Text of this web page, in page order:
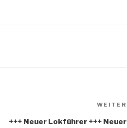
WEITER
+++ Neuer Lokführer +++ Neuer